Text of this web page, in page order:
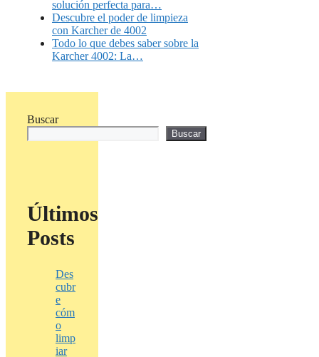
solución perfecta para…
Descubre el poder de limpieza
con Karcher de 4002
Todo lo que debes saber sobre la
Karcher 4002: La…
Buscar
Buscar
Últimos
Posts
Des
cubr
e
cóm
o
limp
iar